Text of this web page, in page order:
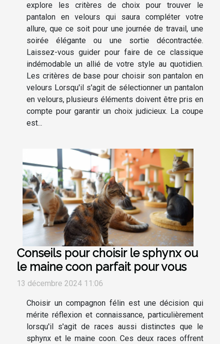
explore les critères de choix pour trouver le
pantalon en velours qui saura compléter votre
allure, que ce soit pour une journée de travail, une
soirée élégante ou une sortie décontractée.
Laissez-vous guider pour faire de ce classique
indémodable un allié de votre style au quotidien.
Les critères de base pour choisir son pantalon en
velours Lorsqu'il s'agit de sélectionner un pantalon
en velours, plusieurs éléments doivent être pris en
compte pour garantir un choix judicieux. La coupe
est...
Conseils pour choisir le sphynx ou
le maine coon parfait pour vous
13 décembre 2024 11:06
Choisir un compagnon félin est une décision qui
mérite réflexion et connaissance, particulièrement
lorsqu'il s'agit de races aussi distinctes que le
sphynx et le maine coon. Ces deux races offrent